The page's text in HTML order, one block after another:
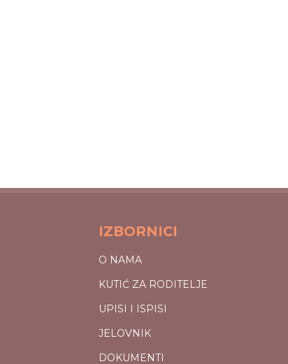
IZBORNICI
O NAMA
KUTIĆ ZA RODITELJE
UPISI I ISPISI
JELOVNIK
DOKUMENTI